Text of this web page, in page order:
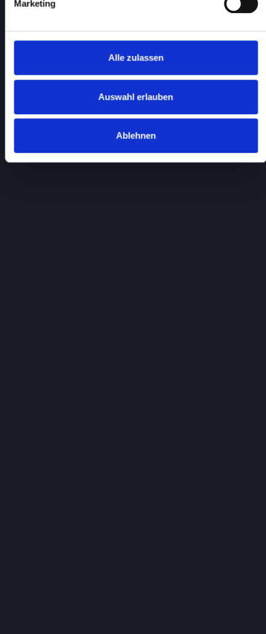
Marketing
Alle zulassen
Auswahl erlauben
Ablehnen